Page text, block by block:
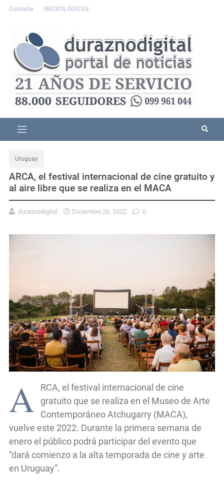
Contacto NECROLÓGICAS
Uruguay
ARCA, el festival internacional de cine gratuito y
al aire libre que se realiza en el MACA
duraznodigital Diciembre 26, 2022 0
A
RCA, el festival internacional de cine
gratuito que se realiza en el Museo de Arte
Contemporáneo Atchugarry (MACA),
vuelve este 2022. Durante la primera semana de
enero el público podrá participar del evento que
“dará comienzo a la alta temporada de cine y arte
en Uruguay”.